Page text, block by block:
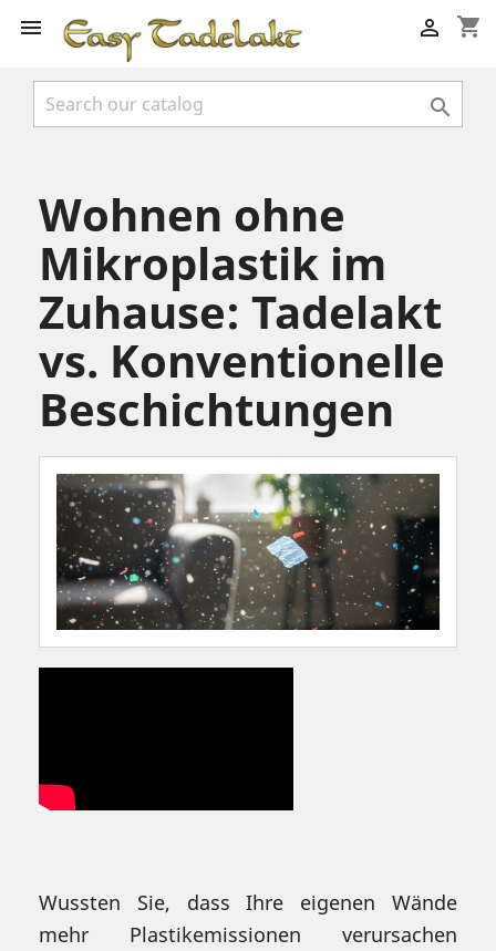
 shopping_cart


Wohnen ohne
Mikroplastik im
Zuhause: Tadelakt
vs. Konventionelle
Beschichtungen
Wussten Sie, dass Ihre eigenen Wände
mehr Plastikemissionen verursachen